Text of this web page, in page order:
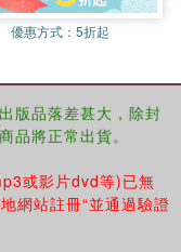
）
優惠方式： 5折起
版品落差甚大，除封
品將正常出貨。
或影片dvd等)已無
網站註冊“並通過驗證